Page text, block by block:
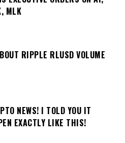
MLK
RIPPLE RLUSD VOLUME
NEWS! I TOLD YOU IT
EXACTLY LIKE THIS!